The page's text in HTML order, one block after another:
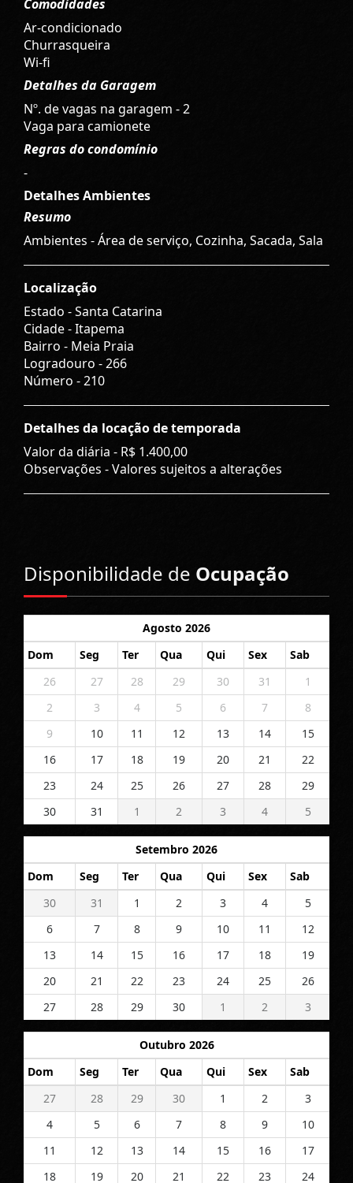
Comodidades
Ar-condicionado
Churrasqueira
Wi-fi
Detalhes da Garagem
Nº. de vagas na garagem - 2
Vaga para camionete
Regras do condomínio
-
Detalhes Ambientes
Resumo
Ambientes - Área de serviço, Cozinha, Sacada, Sala
Localização
Estado -Santa Catarina
Cidade -Itapema
Bairro - Meia Praia
Logradouro -266
Número -210
Detalhes da locação de temporada
Valor da diária - R$ 1.400,00
Observações - Valores sujeitos a alterações
Disponibilidade de Ocupação
Agosto 2026
Dom
Seg Ter Qua Qui Sex
Sab
26
27 28 29 30 31
1
2
3 4 5 6 7
8
9
10 11 12 13 14
15
16
17 18 19 20 21
22
23
24 25 26 27 28
29
30
31 1 2 3 4 5
Setembro 2026
Dom
Seg Ter Qua Qui Sex
Sab
30
31 1 2 3 4
5
6
7 8 9 10 11
12
13
14 15 16 17 18
19
20
21 22 23 24 25
26
27
28 29 30 1 2 3
Outubro 2026
Dom
Seg Ter Qua Qui Sex
Sab
27
28 29 30 1 2
3
4
5 6 7 8 9
10
11
12 13 14 15 16
17
18
19 20 21 22 23 24